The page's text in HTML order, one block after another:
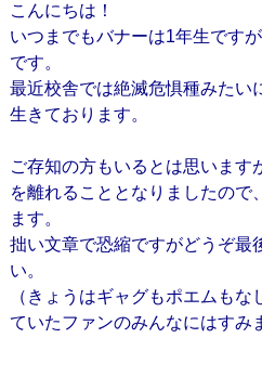
こんにちは！
いつまでもバナーは1年生です
です。
最近校舎では絶滅危惧種みたい
生きております。
ご存知の方もいるとは思います
を離れることとなりましたので
ます。
拙い文章で恐縮ですがどうぞ最
い。
（きょうはギャグもポエムも
ていたファンのみんなにはすみ